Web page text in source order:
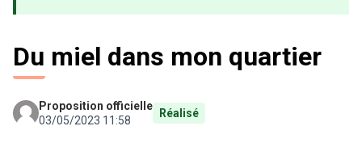
Du miel dans mon quartier
Proposition officielle
03/05/2023 11:58
Réalisé